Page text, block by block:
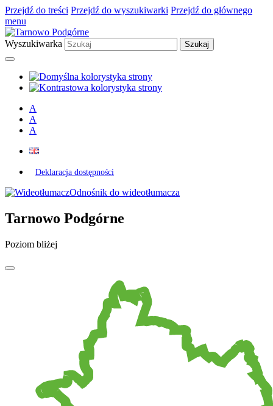
Przejdź do treści Przejdź do wyszukiwarki Przejdź do głównego
menu
Wyszukiwarka
A
A
A
Deklaracja dostępności
Odnośnik do wideotłumacza
Tarnowo Podgórne
Poziom bliżej